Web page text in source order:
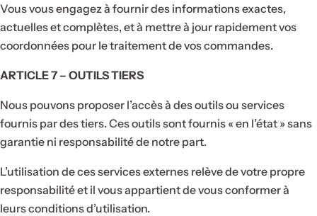
Vous vous engagez à fournir des informations exactes,
actuelles et complètes, et à mettre à jour rapidement vos
coordonnées pour le traitement de vos commandes.
ARTICLE 7 – OUTILS TIERS
Nous pouvons proposer l’accès à des outils ou services
fournis par des tiers. Ces outils sont fournis « en l’état » sans
garantie ni responsabilité de notre part.
L’utilisation de ces services externes relève de votre propre
responsabilité et il vous appartient de vous conformer à
leurs conditions d’utilisation.